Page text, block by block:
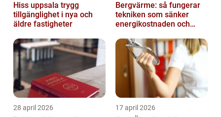
Hiss uppsala trygg
tillgänglighet i nya och
äldre fastigheter
Bergvärme: så fungerar
tekniken som sänker
energikostnaden och
28 april 2026 17 april 2026